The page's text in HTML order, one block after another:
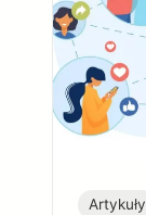
Artykuły